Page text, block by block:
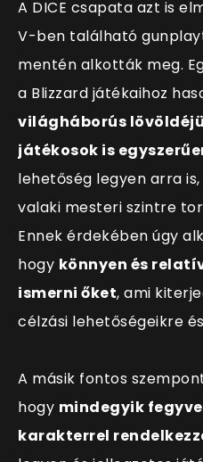
A DICE csapata azt is
V-ben található
mentén alkották meg.
a Blizzard játékaihoz
világháborús
játékosok is
lehetőség legyen arra
valaki mesteri szintre
Ennek érdekében úgy
hogy könnyen és
ismerni őket, ami
célzási lehetőségeikre
A másik fontos
hogy mindegyik
karakterrel